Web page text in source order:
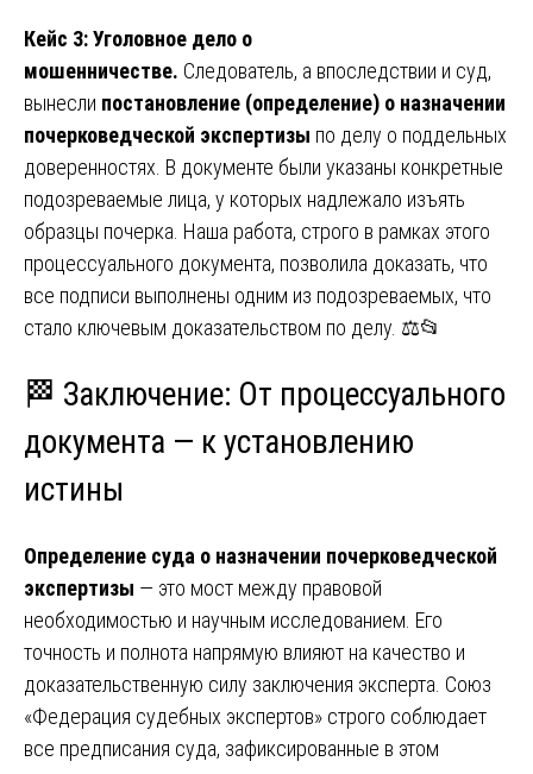
Кейс 3: Уголовное дело о
мошенничестве. Следователь, а впоследствии и суд,
вынесли постановление (определение) о назначении
почерковедческой экспертизы по делу о поддельных
доверенностях. В документе были указаны конкретные
подозреваемые лица, у которых надлежало изъять
образцы почерка. Наша работа, строго в рамках этого
процессуального документа, позволила доказать, что
все подписи выполнены одним из подозреваемых, что
стало ключевым доказательством по делу. ⚖️📂
🏁 Заключение: От процессуального
документа — к установлению
истины
Определение суда о назначении почерковедческой
экспертизы — это мост между правовой
необходимостью и научным исследованием. Его
точность и полнота напрямую влияют на качество и
доказательственную силу заключения эксперта. Союз
«Федерация судебных экспертов» строго соблюдает
все предписания суда, зафиксированные в этом